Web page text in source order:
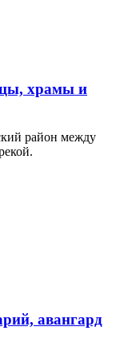
храмы и
район между
авангард